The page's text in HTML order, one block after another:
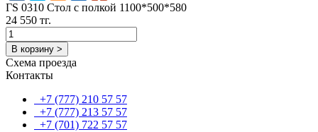
ГS 0310 Стол с полкой 1100*500*580
24 550 тг.
В корзину >
Схема проезда
Контакты
+7 (777) 210 57 57
+7 (777) 213 57 57
+7 (701) 722 57 57